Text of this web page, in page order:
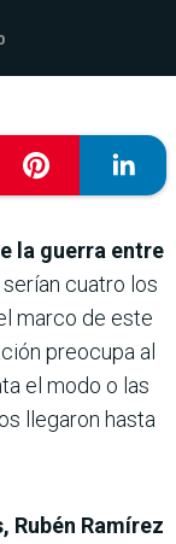
la guerra entre
cuatro los
marco de este
preocupa al
el modo o las
llegaron hasta
Rubén Ramírez